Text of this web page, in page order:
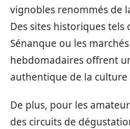
vignobles renommés de
Des sites historiques tels
Sénanque ou les
hebdomadaires offrent
authentique de la
De plus, pour les
des circuits de